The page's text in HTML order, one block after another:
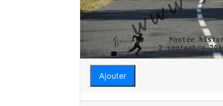
Ajouter